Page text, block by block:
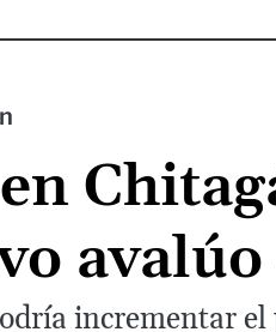
incrementar